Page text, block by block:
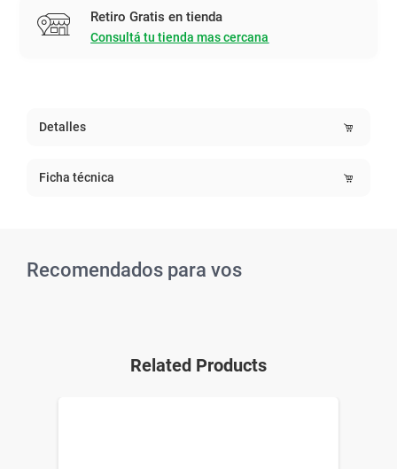
Retiro Gratis en tienda
Consultá tu tienda mas cercana
Detalles
Ficha técnica
Recomendados para vos
Related Products